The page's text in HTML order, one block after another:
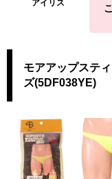
モアアップステ
ズ(5DF038YE)